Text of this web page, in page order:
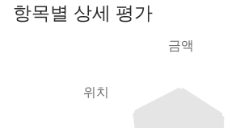
항목별 상세 평가
금액
위치